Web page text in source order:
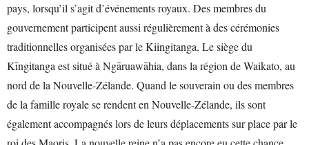
pays, lorsqu’il s’agit d’événements royaux. Des membres du
gouvernement participent aussi régulièrement à des cérémonies
traditionnelles organisées par le Kiingitanga. Le siège du
Kīngitanga est situé à Ngāruawāhia, dans la région de Waikato, au
nord de la Nouvelle-Zélande. Quand le souverain ou des membres
de la famille royale se rendent en Nouvelle-Zélande, ils sont
également accompagnés lors de leurs déplacements sur place par le